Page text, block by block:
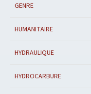
GENRE
HUMANITAIRE
HYDRAULIQUE
HYDROCARBURE